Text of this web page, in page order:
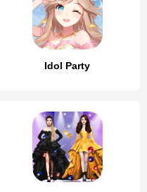
Idol Party